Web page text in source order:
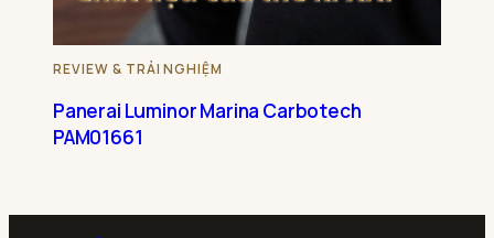
REVIEW & TRẢI NGHIỆM
Panerai Luminor Marina Carbotech
PAM01661